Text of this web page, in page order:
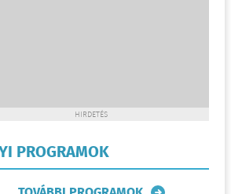
HIRDETÉS
PROGRAMOK